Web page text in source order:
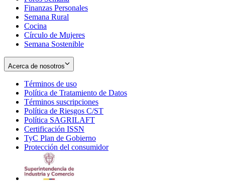
Finanzas Personales
Semana Rural
Cocina
Círculo de Mujeres
Semana Sostenible
Acerca de nosotros
Términos de uso
in
new
window
Política de Tratamiento de Datos
Términos suscripciones
in
Política de Riesgos C/ST
Política SAGRILAFT
new
window
Certificación ISSN
in
new
TyC Plan de Gobierno
in
Protección del consumidorOpens